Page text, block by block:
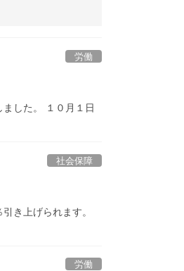
労働
した。 １０月１日
社会保障
き上げられます。
労働